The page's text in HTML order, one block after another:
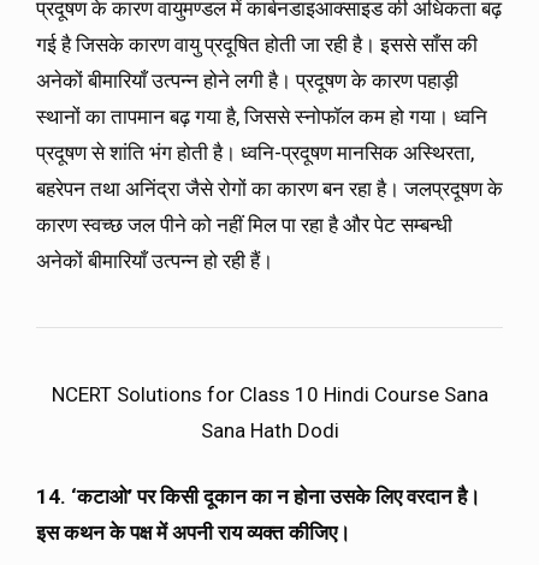
प्रदूषण के कारण वायुमण्डल में कार्बनडाइआक्साइड की अधिकता बढ़
गई है जिसके कारण वायु प्रदूषित होती जा रही है। इससे साँस की
अनेकों बीमारियाँ उत्पन्न होने लगी है। प्रदूषण के कारण पहाड़ी
स्थानों का तापमान बढ़ गया है, जिससे स्नोफॉल कम हो गया। ध्वनि
प्रदूषण से शांति भंग होती है। ध्वनि-प्रदूषण मानसिक अस्थिरता,
बहरेपन तथा अनिंद्रा जैसे रोगों का कारण बन रहा है। जलप्रदूषण के
कारण स्वच्छ जल पीने को नहीं मिल पा रहा है और पेट सम्बन्धी
अनेकों बीमारियाँ उत्पन्न हो रही हैं।
NCERT Solutions for Class 10 Hindi Course Sana
Sana Hath Dodi
14. ‘कटाओ’पर किसी दूकान का न होना उसके लिए वरदान है।
इस कथन के पक्ष में अपनी राय व्यक्त कीजिए।